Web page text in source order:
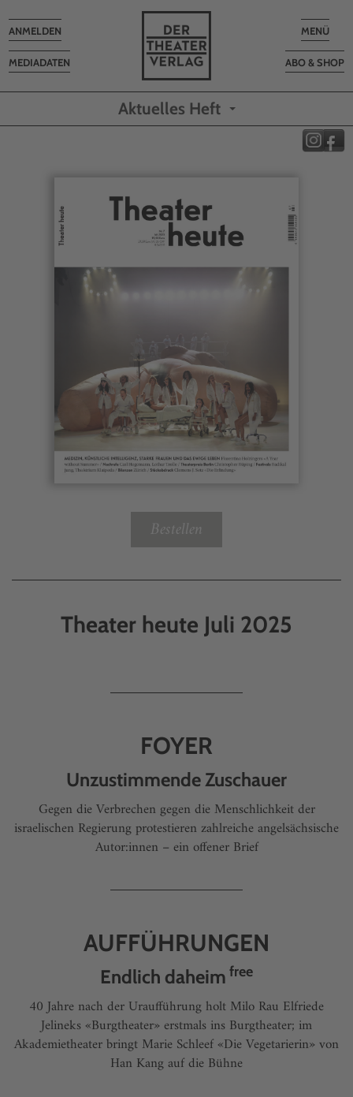
Toggle
MENÜ
ABO & SHOP
MEDIADATEN
Toggle
navigation
ANMELDEN
Aktuelles Heft
Bestellen
Theater heute Juli 2025
FOYER
Unzustimmende Zuschauer
Gegen die Verbrechen gegen die Menschlichkeit der
israelischen Regierung protestieren zahlreiche angelsächsische
Autor:innen – ein offener Brief
AUFFÜHRUNGEN
Endlich daheim free
40 Jahre nach der Uraufführung holt Milo Rau Elfriede
Jelineks «Burgtheater» erstmals ins Burgtheater; im
Akademietheater bringt Marie Schleef «Die Vegetarierin» von
Han Kang auf die Bühne